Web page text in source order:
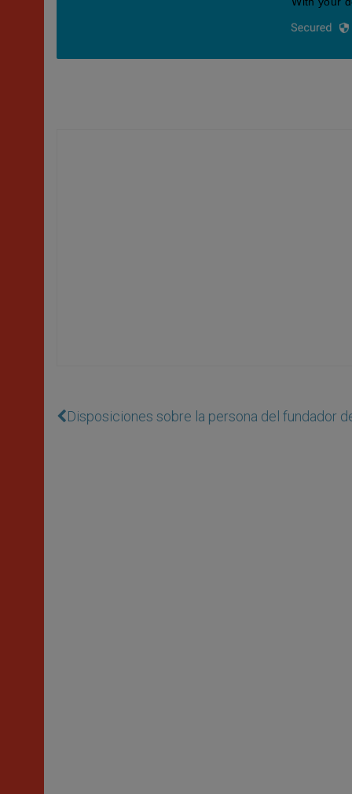
Disposiciones sobre la persona del fundador